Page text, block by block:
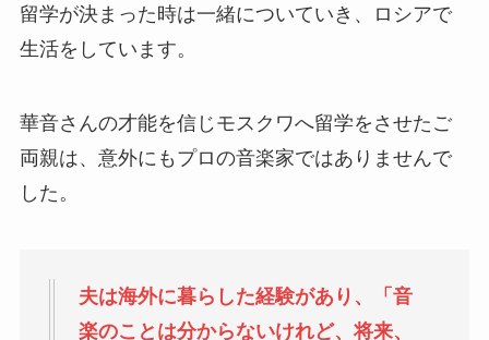
留学が決まった時は一緒についていき、ロシアで
生活をしています。
華音さんの才能を信じモスクワへ留学をさせたご
両親は、意外にもプロの音楽家ではありませんで
した。
夫は海外に暮らした経験があり、「音
楽のことは分からないけれど、将来、